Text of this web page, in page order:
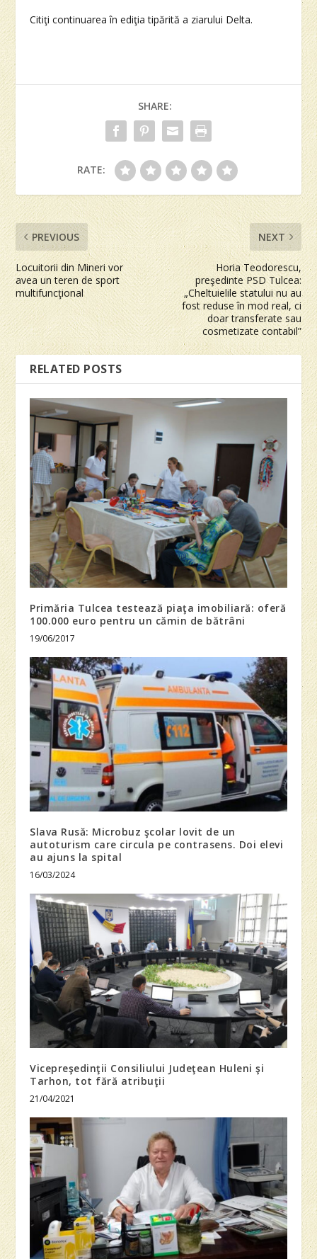
Citiţi continuarea în ediţia tipărită a ziarului Delta.
SHARE:
RATE:
PREVIOUS
Locuitorii din Mineri vor
avea un teren de sport
multifuncţional
NEXT
Horia Teodorescu,
preşedinte PSD Tulcea:
„Cheltuielile statului nu au
fost reduse în mod real, ci
doar transferate sau
cosmetizate contabil”
RELATED POSTS
Primăria Tulcea testează piaţa imobiliară: oferă
100.000 euro pentru un cămin de bătrâni
19/06/2017
Slava Rusă: Microbuz şcolar lovit de un
autoturism care circula pe contrasens. Doi elevi
au ajuns la spital
16/03/2024
Vicepreşedinţii Consiliului Judeţean Huleni şi
Tarhon, tot fără atribuţii
21/04/2021